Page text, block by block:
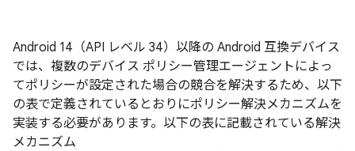
Android 14（API レベル 34）以降の Android 互換デバイス
では、複数のデバイス ポリシー管理エージェントによっ
てポリシーが設定された場合の競合を解決するため、以下
の表で定義されているとおりにポリシー解決メカニズムを
実装する必要があります。以下の表に記載されている解決
メカニズム